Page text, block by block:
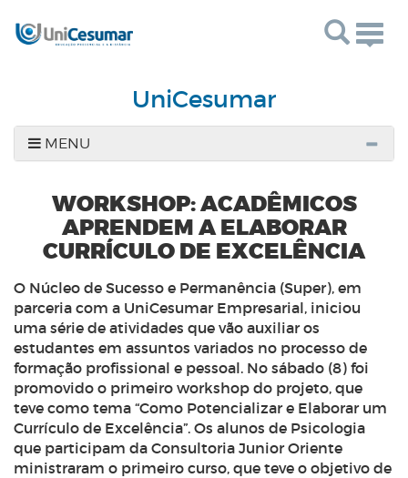
UniCesumar
MENU
WORKSHOP: ACADÊMICOS
APRENDEM A ELABORAR
CURRÍCULO DE EXCELÊNCIA
O Núcleo de Sucesso e Permanência (Super), em
parceria com a UniCesumar Empresarial, iniciou
uma série de atividades que vão auxiliar os
estudantes em assuntos variados no processo de
formação profissional e pessoal. No sábado (8) foi
promovido o primeiro workshop do projeto, que
teve como tema “Como Potencializar e Elaborar um
Currículo de Excelência”. Os alunos de Psicologia
que participam da Consultoria Junior Oriente
ministraram o primeiro curso, que teve o objetivo de